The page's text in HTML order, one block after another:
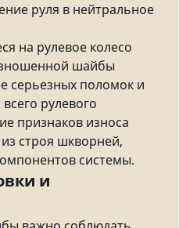
руля в нейтральное
на рулевое колесо
шайбы
серьезных поломок и
рулевого
признаков износа
строя шкворней,
системы.
и